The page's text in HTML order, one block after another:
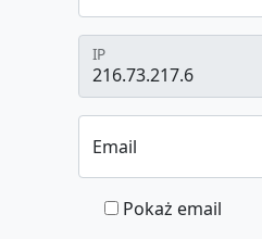
IP
Email
Pokaż email